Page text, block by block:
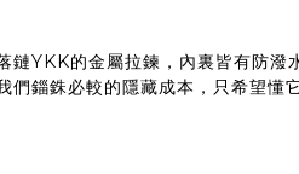
鏈YKK的金屬拉鍊，內裏皆有防
們錙銖必較的隱藏成本，只希望懂